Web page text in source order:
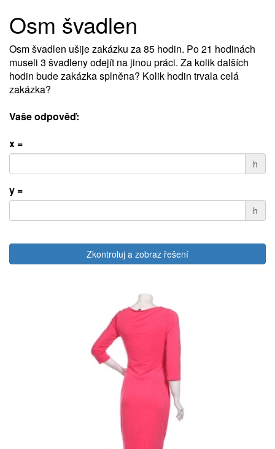
Osm švadlen
Osm švadlen ušije zakázku za 85 hodin. Po 21 hodinách
museli 3 švadleny odejít na jinou práci. Za kolik dalších
hodin bude zakázka splněna? Kolik hodin trvala celá
zakázka?
Vaše odpověď:
x =
h
y =
h
Zkontroluj a zobraz řešení